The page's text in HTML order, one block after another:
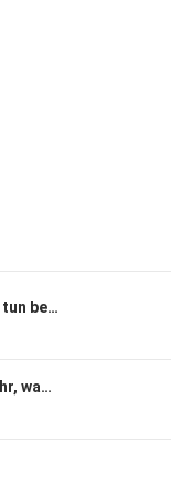
Kinder natürlich behandeln: Was tun bei Unruhe und Schlafstörungen?
Gesundheitsmythen - was ist wahr, was ist falsch?